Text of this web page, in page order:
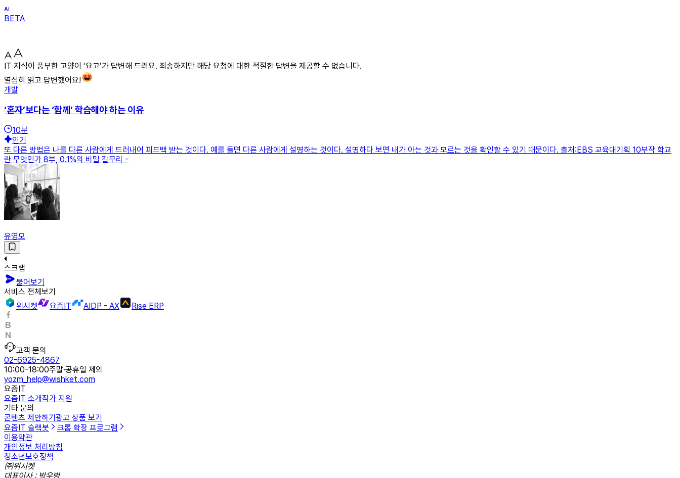
BETA
IT 지식이 풍부한 고양이 ‘요고’가 답변해 드려요. 죄송하지만 해당 요청에 대한 적절한 답변을 제공할 수 없습니다.
열심히 읽고 답변했어요!
개발
‘혼자’보다는 ‘함께’ 학습해야 하는 이유
10분
인기
또 다른 방법은 나를 다른 사람에게 드러내어 피드백 받는 것이다. 예를 들면 다른 사람에게 설명하는 것이다. 설명하다 보면 내가 아는 것과 모르는 것을 확인할 수 있기 때문이다. 출처:EBS 교육대기획 10부작 학교
란 무엇인가 8부, 0.1%의 비밀 갈무리 -
유영모
스크랩
물어보기
서비스 전체보기
위시켓
요즘IT AIDP - AX Rise ERP
고객 문의
02-6925-4867
10:00-18:00주말·공휴일 제외
yozm_help@wishket.com
요즘IT
요즘IT 소개작가 지원
기타 문의
콘텐츠 제안하기 광고 상품 보기
요즘IT 슬랙봇
크롬 확장 프로그램
이용약관
개인정보 처리방침
청소년보호정책
㈜위시켓
대표이사 : 박우범